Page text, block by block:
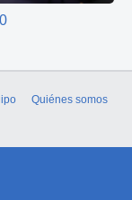
Quiénes somos